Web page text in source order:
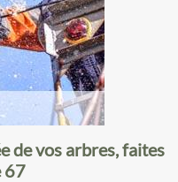
de vos arbres, faites
67